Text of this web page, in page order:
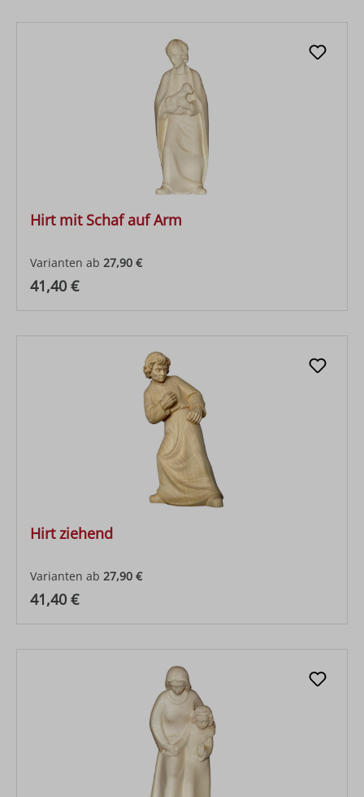
Hirt mit Schaf auf Arm
Varianten ab 27,90 €
Regulärer Preis:
41,40 €
Hirt ziehend
Varianten ab 27,90 €
Regulärer Preis:
41,40 €